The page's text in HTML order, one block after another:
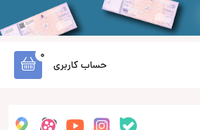
حساب کاربری
0